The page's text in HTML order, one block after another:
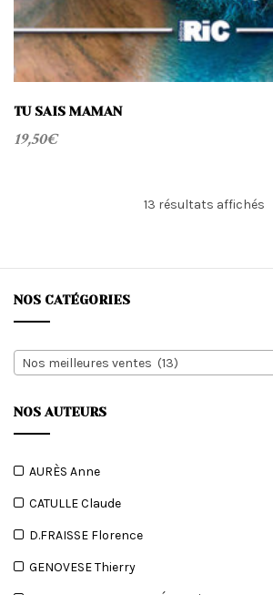
TU SAIS MAMAN
19,50€
13 résultats affichés
NOS CATÉGORIES
Nos meilleures ventes (13)
NOS AUTEURS
AURÈS Anne
CATULLE Claude
D.FRAISSE Florence
GENOVESE Thierry